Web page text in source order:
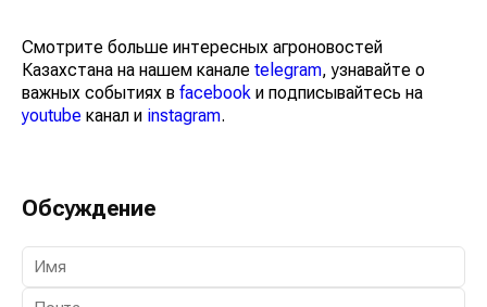
Смотрите больше интересных агроновостей
Казахстана на нашем канале telegram, узнавайте о
важных событиях в facebook и подписывайтесь на
youtube канал и instagram.
Обсуждение